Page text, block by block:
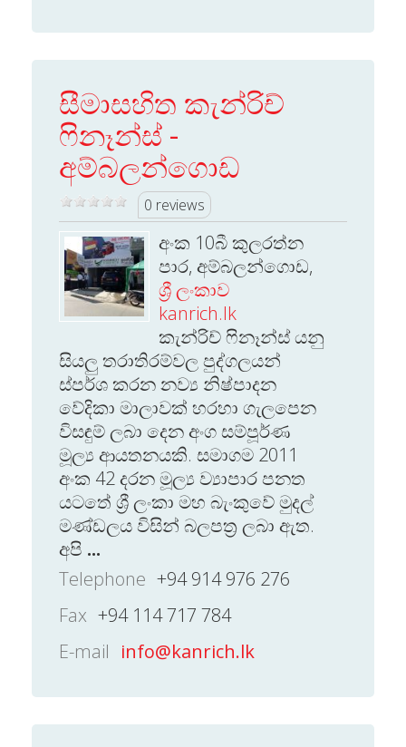
සීමාසහිත කැන්රිච්
ෆිනෑන්ස් -
අම්බලන්ගොඩ
0 reviews
අංක 10බී කුලරත්න
පාර, අම්බලන්ගොඩ,
ශ්‍රී ලංකාව
kanrich.lk
කැන්රිච් ෆිනෑන්ස් යනු
සියලු තරාතිරම්වල පුද්ගලයන්
ස්පර්ශ කරන නව්‍ය නිෂ්පාදන
වේදිකා මාලාවක් හරහා ගැලපෙන
විසඳුම් ලබා දෙන අංග සම්පූර්ණ
මූල්‍ය ආයතනයකි. සමාගම 2011
අංක 42 දරන මූල්‍ය ව්‍යාපාර පනත
යටතේ ශ්‍රී ලංකා මහ බැංකුවේ මුදල්
මණ්ඩලය විසින් බලපත්‍ර ලබා ඇත.
අපි ...
Telephone +94 914 976 276
Fax +94 114 717 784
E-mail info@kanrich.lk